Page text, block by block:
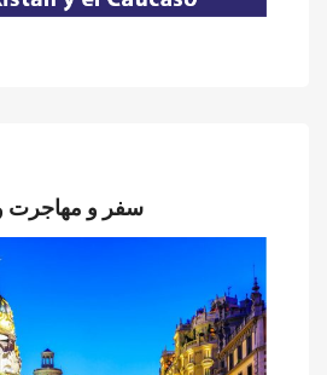
سفر و مهاجرت و